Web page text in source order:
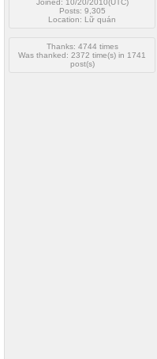
Joined: 10/20/2010(UTC)
Posts: 9,305
Location: Lữ quán
Thanks: 4744 times
Was thanked: 2372 time(s) in 1741
post(s)